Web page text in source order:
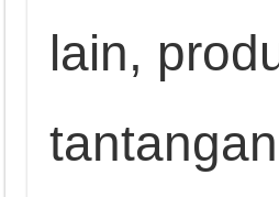
lain,